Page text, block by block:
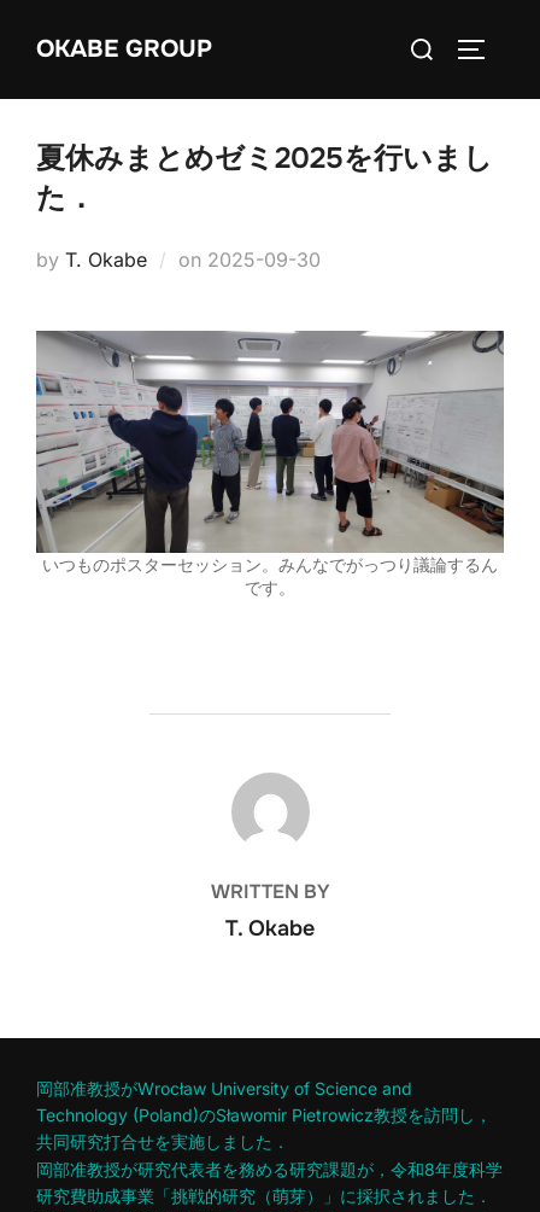
OKABE GROUP
Search
夏休みまとめゼミ2025を行いまし
た．
by T. Okabe on Posted
2025-09-30
いつものポスターセッション。みんなでがっつり議論するん
です。
POST AUTHOR
WRITTEN BY
T. Okabe
岡部准教授がWrocław University of Science and
Technology (Poland)のSławomir Pietrowicz教授を訪問し，
共同研究打合せを実施しました．
岡部准教授が研究代表者を務める研究課題が，令和8年度科学
研究費助成事業「挑戦的研究（萌芽）」に採択されました．